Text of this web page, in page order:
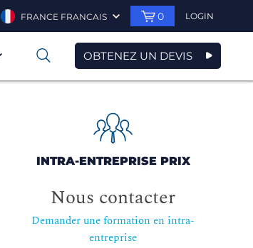
FRANCE FRANCAIS 0 LOGIN
0 OBTENEZ UN DEVIS
INTRA-ENTREPRISE PRIX
Nous contacter
Demander une formation en intra-
entreprise